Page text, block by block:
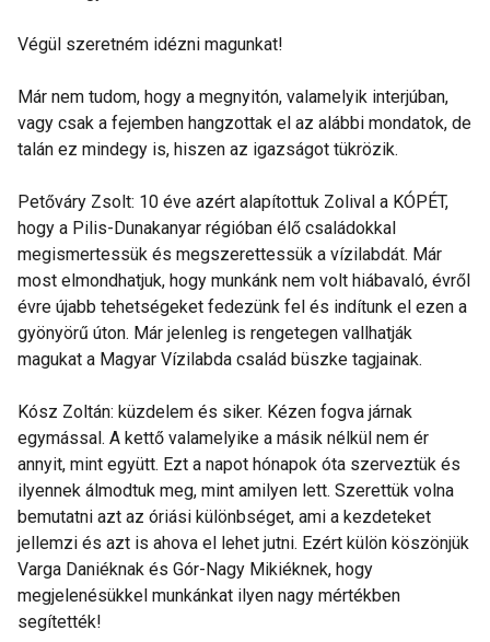
Végül szeretném idézni magunkat!
Már nem tudom, hogy a megnyitón, valamelyik interjúban,
vagy csak a fejemben hangzottak el az alábbi mondatok, de
talán ez mindegy is, hiszen az igazságot tükrözik.
Petőváry Zsolt: 10 éve azért alapítottuk Zolival a KÓPÉT,
hogy a Pilis-Dunakanyar régióban élő családokkal
megismertessük és megszerettessük a vízilabdát. Már
most elmondhatjuk, hogy munkánk nem volt hiábavaló, évről
évre újabb tehetségeket fedezünk fel és indítunk el ezen a
gyönyörű úton. Már jelenleg is rengetegen vallhatják
magukat a Magyar Vízilabda család büszke tagjainak.
Kósz Zoltán: küzdelem és siker. Kézen fogva járnak
egymással. A kettő valamelyike a másik nélkül nem ér
annyit, mint együtt. Ezt a napot hónapok óta szerveztük és
ilyennek álmodtuk meg, mint amilyen lett. Szerettük volna
bemutatni azt az óriási különbséget, ami a kezdeteket
jellemzi és azt is ahova el lehet jutni. Ezért külön köszönjük
Varga Daniéknak és Gór-Nagy Mikiéknek, hogy
megjelenésükkel munkánkat ilyen nagy mértékben
segítették!